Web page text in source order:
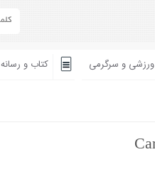
ورزشی و سرگرمی کتاب و رسانه